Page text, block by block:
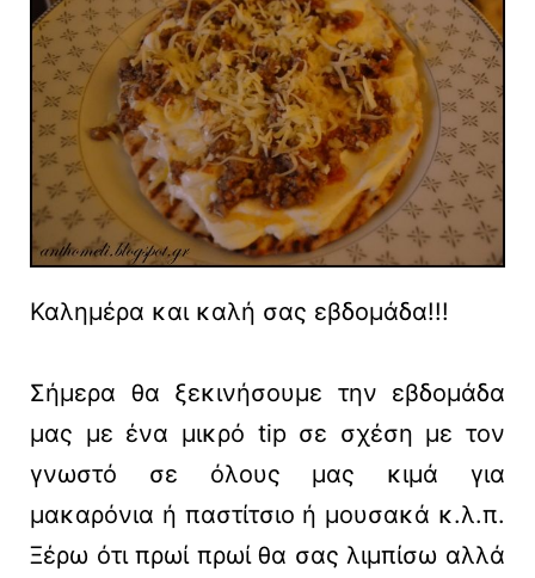
Καλημέρα και καλή σας εβδομάδα!!!
Σήμερα θα ξεκινήσουμε την εβδομάδα
μας με ένα μικρό tip σε σχέση με τον
γνωστό σε όλους μας κιμά για
μακαρόνια ή παστίτσιο ή μουσακά κ.λ.π.
Ξέρω ότι πρωί πρωί θα σας λιμπίσω αλλά